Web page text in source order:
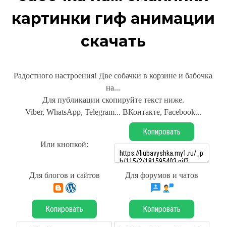
картинки гиф анимации
скачать
Радостного настроения! Две собачки в корзине и бабочка
на...
Для публикации скопируйте текст ниже.
Viber, WhatsApp, Telegram... ВКонтакте, Facebook...
Или кнопкой:
Копировать
Для блогов и сайтов Для форумов и чатов
Копировать Копировать